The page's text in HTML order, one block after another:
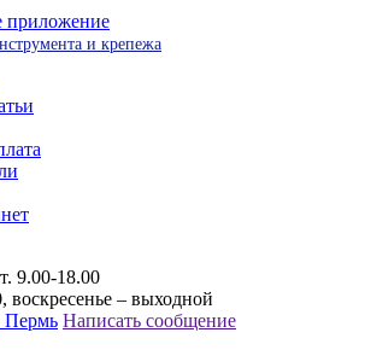
приложение
и крепежа
9.00-18.00
воскресенье – выходной
Пермь Написать сообщение